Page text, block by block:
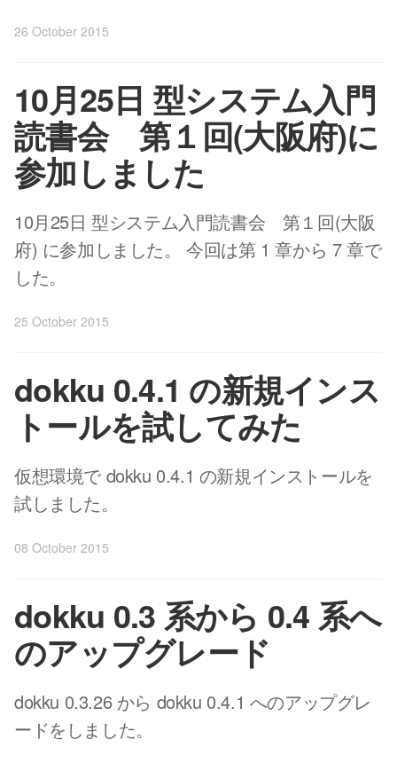
26 October 2015
10月25日 型システム入門
読書会 第１回(大阪府)に
参加しました
10月25日 型システム入門読書会 第１回(大阪
府) に参加しました。 今回は第 1 章から 7 章で
した。
25 October 2015
dokku 0.4.1 の新規インス
トールを試してみた
仮想環境で dokku 0.4.1 の新規インストールを
試しました。
08 October 2015
dokku 0.3 系から 0.4 系へ
のアップグレード
dokku 0.3.26 から dokku 0.4.1 へのアップグレ
ードをしました。